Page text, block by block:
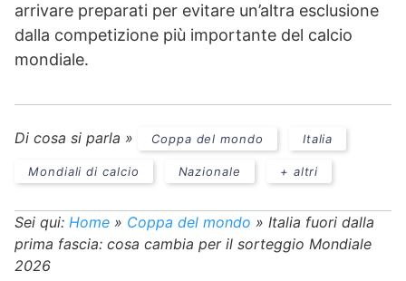
arrivare preparati per evitare un’altra esclusione
dalla competizione più importante del calcio
mondiale.
Di cosa si parla » Coppa del mondo Italia
Mondiali di calcio Nazionale + altri
Sei qui: Home » Coppa del mondo » Italia fuori dalla
prima fascia: cosa cambia per il sorteggio Mondiale
2026